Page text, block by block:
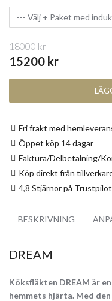
15200 kr
18000 kr
Fri frakt med
Öppet köp 14 dagar
Faktura/Delbetalning/
Köp direkt från
4,8 Stjärnor på Trustpilot
BESKRIVNING
DREAM
Köksfläkten DREAM är
hemmets hjärta. Med